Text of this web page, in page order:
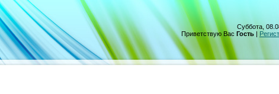
Суббота,
Приветствую Вас Гость |